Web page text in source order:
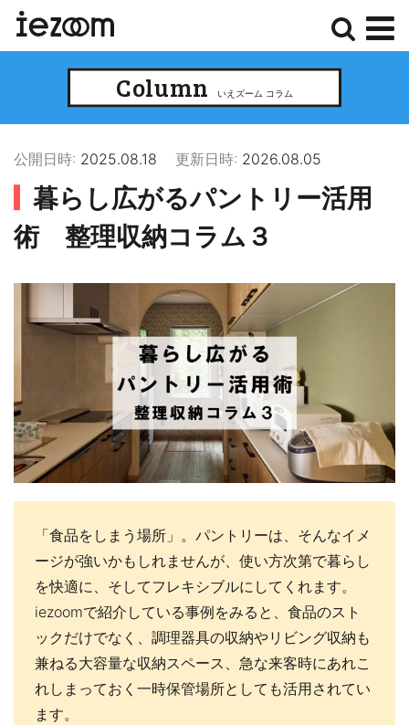
ュ
Column いえズーム コラム
公開日時: 2025.08.18 更新日時: 2026.08.05
暮らし広がるパントリー活用
術 整理収納コラム３
「食品をしまう場所」。パントリーは、そんなイメ
ージが強いかもしれませんが、使い方次第で暮らし
を快適に、そしてフレキシブルにしてくれます。
iezoomで紹介している事例をみると、食品のスト
ックだけでなく、調理器具の収納やリビング収納も
兼ねる大容量な収納スペース、急な来客時にあれこ
れしまっておく一時保管場所としても活用されてい
ます。